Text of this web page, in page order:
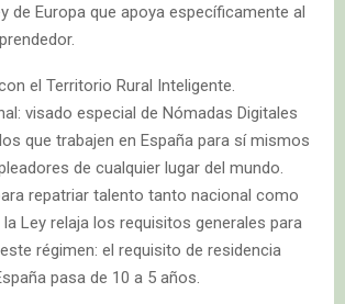
de Europa que apoya específicamente al
el Territorio Rural Inteligente.
visado especial de Nómadas Digitales
que trabajen en España para sí mismos
de cualquier lugar del mundo.
repatriar talento tanto nacional como
Ley relaja los requisitos generales para
régimen: el requisito de residencia
pasa de 10 a 5 años.